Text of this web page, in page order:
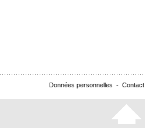
Données personnelles - Contact